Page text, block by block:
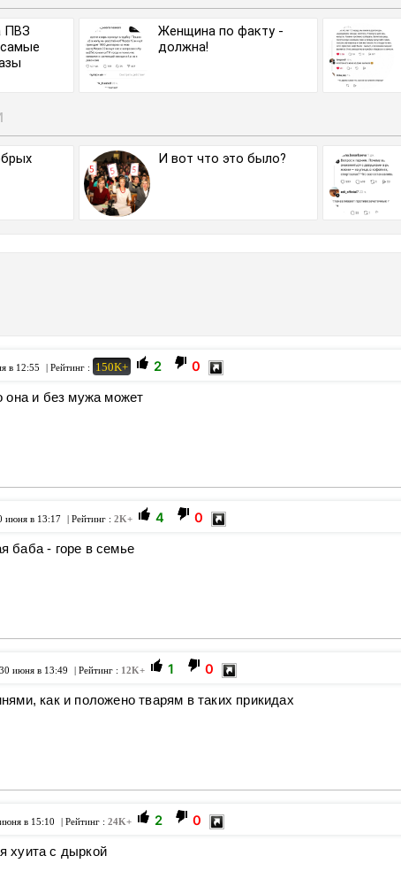
ПВЗ
Женщина по факту -
должна!
И вот что это было?
в 12:55 | Рейтинг : 150K+ 2 0
она и без мужа может
июня в 13:17 | Рейтинг : 2K+ 4 0
баба - горе в семье
30 июня в 13:49 | Рейтинг : 12K+ 1 0
как и положено тварям в таких прикидах
в 15:10 | Рейтинг : 24K+ 2 0
хуита с дыркой